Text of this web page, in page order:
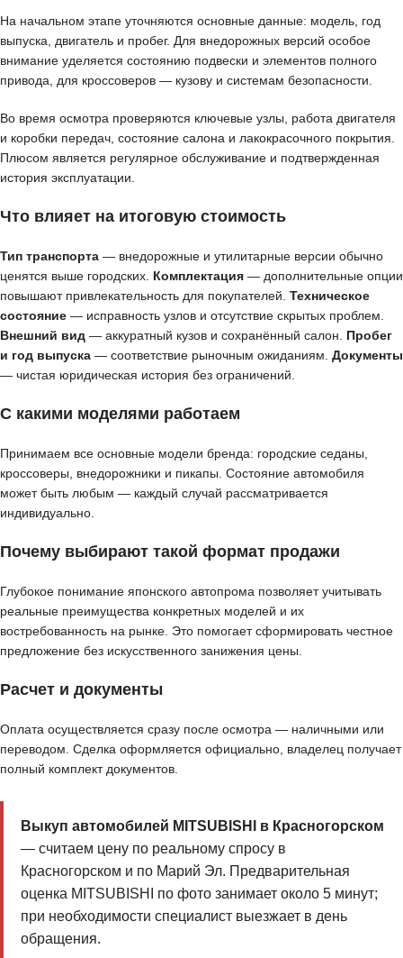
На начальном этапе уточняются основные данные: модель, год
выпуска, двигатель и пробег. Для внедорожных версий особое
внимание уделяется состоянию подвески и элементов полного
привода, для кроссоверов — кузову и системам безопасности.
Во время осмотра проверяются ключевые узлы, работа двигателя
и коробки передач, состояние салона и лакокрасочного покрытия.
Плюсом является регулярное обслуживание и подтвержденная
история эксплуатации.
Что влияет на итоговую стоимость
Тип транспорта — внедорожные и утилитарные версии обычно
ценятся выше городских. Комплектация — дополнительные опции
повышают привлекательность для покупателей. Техническое
состояние — исправность узлов и отсутствие скрытых проблем.
Внешний вид — аккуратный кузов и сохранённый салон. Пробег
и год выпуска — соответствие рыночным ожиданиям. Документы
— чистая юридическая история без ограничений.
С какими моделями работаем
Принимаем все основные модели бренда: городские седаны,
кроссоверы, внедорожники и пикапы. Состояние автомобиля
может быть любым — каждый случай рассматривается
индивидуально.
Почему выбирают такой формат продажи
Глубокое понимание японского автопрома позволяет учитывать
реальные преимущества конкретных моделей и их
востребованность на рынке. Это помогает сформировать честное
предложение без искусственного занижения цены.
Расчет и документы
Оплата осуществляется сразу после осмотра — наличными или
переводом. Сделка оформляется официально, владелец получает
полный комплект документов.
Выкуп автомобилей MITSUBISHI в Красногорском
— считаем цену по реальному спросу в
Красногорском и по Марий Эл. Предварительная
оценка MITSUBISHI по фото занимает около 5 минут;
при необходимости специалист выезжает в день
обращения.